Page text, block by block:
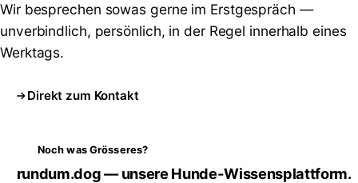
Wir besprechen sowas gerne im Erstgespräch —
unverbindlich, persönlich, in der Regel innerhalb eines
Werktags.
Direkt zum Kontakt
Noch was Grösseres?
rundum.dog — unsere Hunde-Wissensplattform.